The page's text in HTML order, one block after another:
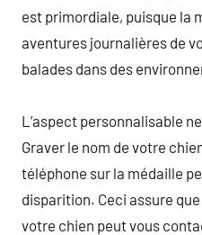
est primordiale, puisque la
aventures journalières de
balades dans des
L’aspect personnalisable
Graver le nom de votre
téléphone sur la médaille
disparition. Ceci assure
votre chien peut vous